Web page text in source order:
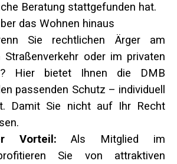
Beratung stattgefunden hat.
das Wohnen hinaus
Sie rechtlichen Ärger am
Straßenverkehr oder im privaten
Hier bietet Ihnen die DMB
passenden Schutz – individuell
Damit Sie nicht auf Ihr Recht
Vorteil:Als Mitglied im
Sie von attraktiven